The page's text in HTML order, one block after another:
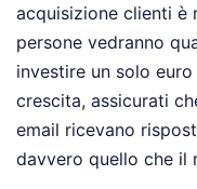
acquisizione clienti
persone vedranno
investire un solo
crescita, assicurati
email ricevano
davvero quello che il